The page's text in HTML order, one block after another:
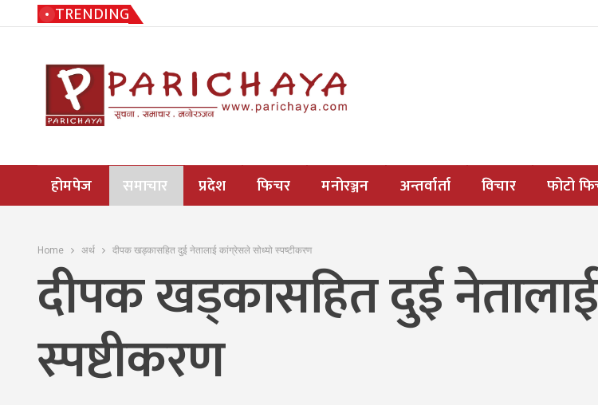
TRENDING
होमपेज समाचार प्रदेश फिचर मनोरञ्जन अन्तर्वार्ता विचार फोटो
Home अर्थ दीपक खड्कासहित दुई नेतालाई कांग्रेसले सोध्यो स्पष्टीकरण
दीपक खड्कासहित दुई
स्पष्टीकरण